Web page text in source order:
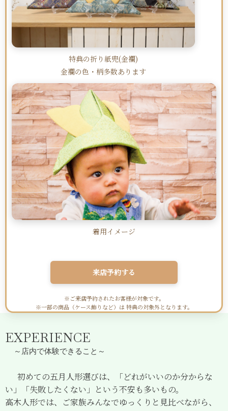
特典の折り紙兜(金襴)
金襴の色・柄多数あります
着用イメージ
来店予約する
※ご来店予約されたお客様が対象です。
※一部の商品（ケース飾りなど）は 特典の対象外となります。
EXPERIENCE
～店内で体験できること～
初めての五月人形選びは、「どれがいいのか分からな
い」「失敗したくない」という不安も多いもの。
高木人形では、ご家族みんなでゆっくりと見比べながら、